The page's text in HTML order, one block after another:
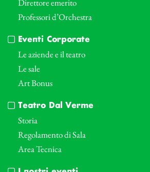
Direttore emerito
Professori d’Orchestra
Eventi Corporate
Le aziende e il teatro
Le sale
Art Bonus
Teatro Dal Verme
Storia
Regolamento di Sala
Area Tecnica